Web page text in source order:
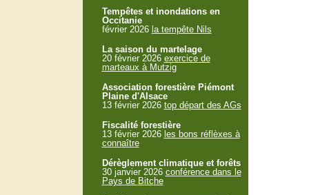
Tempêtes et inondations en
Occitanie
février 2026 la tempête Nils
La saison du martelage
20 février 2026 exercice de
marteaux à Mutzig
Association forestière Piémont
Plaine d'Alsace
13 février 2026 top départ des AGs
Fiscalité forestière
13 février 2026 les bons réflèxes à
connaître
Dérèglement climatique et forêts
30 janvier 2026 conférence dans le
Pays de Bitche